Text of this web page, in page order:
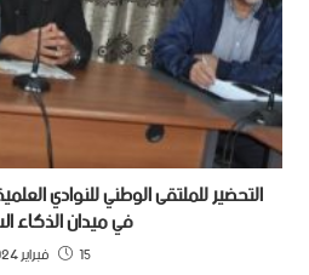
التحضير للملتقى الوطني للنوادي
في ميدان الذكاء
15 فبراير 2024